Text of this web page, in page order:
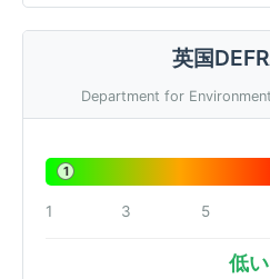
英国
Department for
1
1 3 5
低い